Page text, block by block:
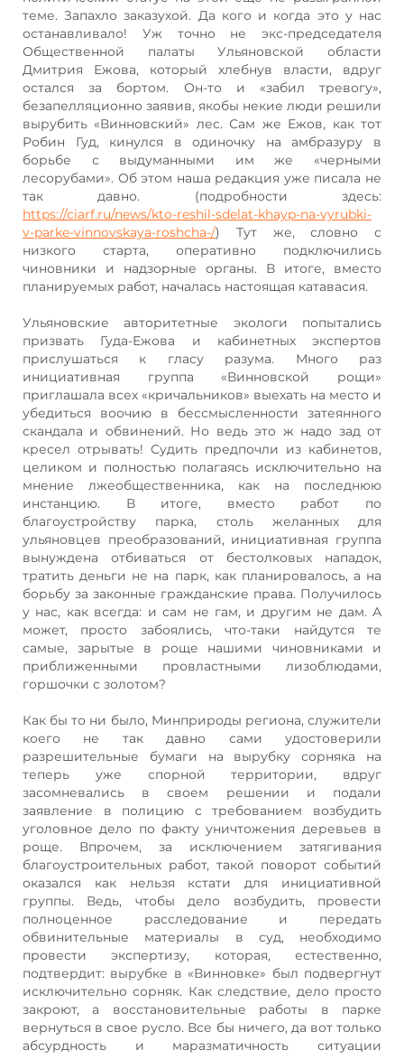
теме. Запахло заказухой. Да кого и когда это у нас
останавливало! Уж точно не экс-председателя
Общественной палаты Ульяновской области
Дмитрия Ежова, который хлебнув власти, вдруг
остался за бортом. Он-то и «забил тревогу»,
безапелляционно заявив, якобы некие люди решили
вырубить «Винновский» лес. Сам же Ежов, как тот
Робин Гуд, кинулся в одиночку на амбразуру в
борьбе с выдуманными им же «черными
лесорубами». Об этом наша редакция уже писала не
так давно. (подробности здесь:
https://ciarf.ru/news/kto-reshil-sdelat-khayp-na-vyrubki-
v-parke-vinnovskaya-roshcha-/) Тут же, словно с
низкого старта, оперативно подключились
чиновники и надзорные органы. В итоге, вместо
планируемых работ, началась настоящая катавасия.
Ульяновские авторитетные экологи попытались
призвать Гуда-Ежова и кабинетных экспертов
прислушаться к гласу разума. Много раз
инициативная группа «Винновской рощи»
приглашала всех «кричальников» выехать на место и
убедиться воочию в бессмысленности затеянного
скандала и обвинений. Но ведь это ж надо зад от
кресел отрывать! Судить предпочли из кабинетов,
целиком и полностью полагаясь исключительно на
мнение лжеобщественника, как на последнюю
инстанцию. В итоге, вместо работ по
благоустройству парка, столь желанных для
ульяновцев преобразований, инициативная группа
вынуждена отбиваться от бестолковых нападок,
тратить деньги не на парк, как планировалось, а на
борьбу за законные гражданские права. Получилось
у нас, как всегда: и сам не гам, и другим не дам. А
может, просто забоялись, что-таки найдутся те
самые, зарытые в роще нашими чиновниками и
приближенными провластными лизоблюдами,
горшочки с золотом?
Как бы то ни было, Минприроды региона, служители
коего не так давно сами удостоверили
разрешительные бумаги на вырубку сорняка на
теперь уже спорной территории, вдруг
засомневались в своем решении и подали
заявление в полицию с требованием возбудить
уголовное дело по факту уничтожения деревьев в
роще. Впрочем, за исключением затягивания
благоустроительных работ, такой поворот событий
оказался как нельзя кстати для инициативной
группы. Ведь, чтобы дело возбудить, провести
полноценное расследование и передать
обвинительные материалы в суд, необходимо
провести экспертизу, которая, естественно,
подтвердит: вырубке в «Винновке» был подвергнут
исключительно сорняк. Как следствие, дело просто
закроют, а восстановительные работы в парке
вернуться в свое русло. Все бы ничего, да вот только
абсурдность и маразматичность ситуации